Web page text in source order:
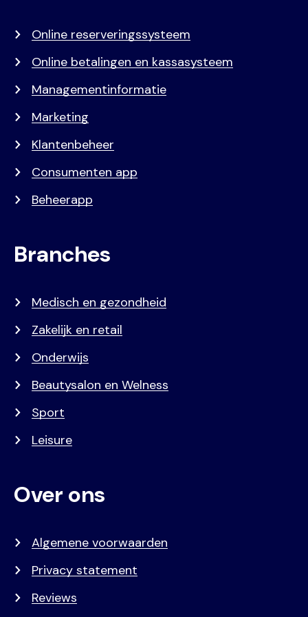
Online reserveringssysteem
Online betalingen en kassasysteem
Managementinformatie
Marketing
Klantenbeheer
Consumenten app
Beheerapp
Branches
Medisch en gezondheid
Zakelijk en retail
Onderwijs
Beautysalon en Welness
Sport
Leisure
Over ons
Algemene voorwaarden
Privacy statement
Reviews